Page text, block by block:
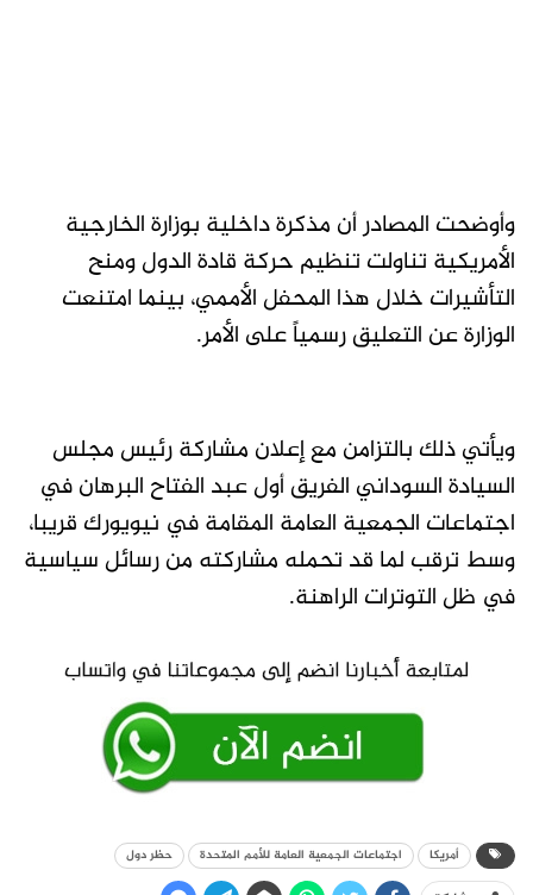
وأوضحت المصادر أن مذكرة داخلية بوزارة الخارجية
الأمريكية تناولت تنظيم حركة قادة الدول ومنح
التأشيرات خلال هذا المحفل الأممي، بينما امتنعت
الوزارة عن التعليق رسمياً على الأمر.
ويأتي ذلك بالتزامن مع إعلان مشاركة رئيس مجلس
السيادة السوداني الفريق أول عبد الفتاح البرهان في
اجتماعات الجمعية العامة المقامة في نيويورك قريبا،
وسط ترقب لما قد تحمله مشاركته من رسائل سياسية
في ظل التوترات الراهنة.
أمريكا اجتماعات الجمعية العامة للأمم المتحدة حظر دول